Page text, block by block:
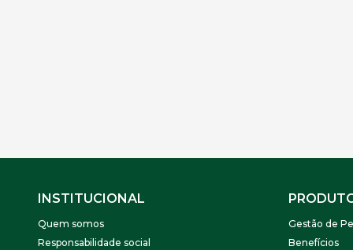
INSTITUCIONAL
Quem somos
Responsabilidade social
Gestão de
Benefícios